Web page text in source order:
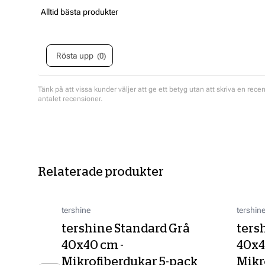
stjärnor
Recensionstext:
Alltid bästa produkter
Rösta upp 0röst(er)
Tänk på att vissa kunder väljer att ge ett betyg utan att skriva en
antalet recensioner.
Relaterade produkter
tershine
tershine Standard Grå
40x40 cm -
Mikrofiberdukar 5-pack
tershine